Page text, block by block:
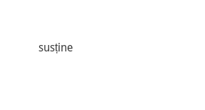
susține